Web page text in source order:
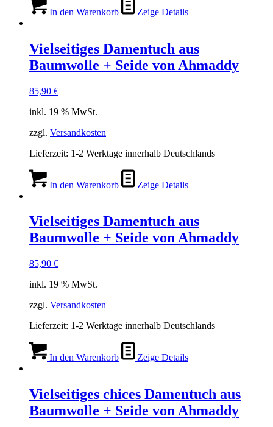
In den Warenkorb Zeige Details
Vielseitiges Damentuch aus
Baumwolle + Seide von Ahmaddy
85,90 €
inkl. 19 % MwSt.
zzgl. Versandkosten
Lieferzeit: 1-2 Werktage innerhalb Deutschlands
In den Warenkorb Zeige Details
Vielseitiges Damentuch aus
Baumwolle + Seide von Ahmaddy
85,90 €
inkl. 19 % MwSt.
zzgl. Versandkosten
Lieferzeit: 1-2 Werktage innerhalb Deutschlands
In den Warenkorb Zeige Details
Vielseitiges chices Damentuch aus
Baumwolle + Seide von Ahmaddy